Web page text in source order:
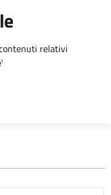
relativi
'